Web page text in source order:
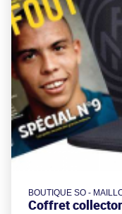
BOUTIQUE SO -
Coffret